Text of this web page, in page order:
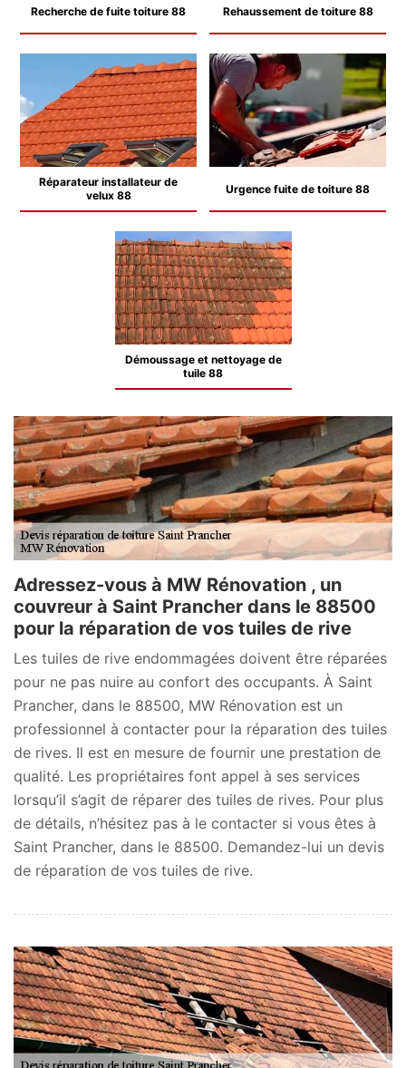
Recherche de fuite toiture 88 Rehaussement de toiture 88
Réparateur installateur de
velux 88
Urgence fuite de toiture 88
Démoussage et nettoyage de
tuile 88
Adressez-vous à MW Rénovation , un
couvreur à Saint Prancher dans le 88500
pour la réparation de vos tuiles de rive
Les tuiles de rive endommagées doivent être réparées
pour ne pas nuire au confort des occupants. À Saint
Prancher, dans le 88500, MW Rénovation est un
professionnel à contacter pour la réparation des tuiles
de rives. Il est en mesure de fournir une prestation de
qualité. Les propriétaires font appel à ses services
lorsqu’il s’agit de réparer des tuiles de rives. Pour plus
de détails, n’hésitez pas à le contacter si vous êtes à
Saint Prancher, dans le 88500. Demandez-lui un devis
de réparation de vos tuiles de rive.